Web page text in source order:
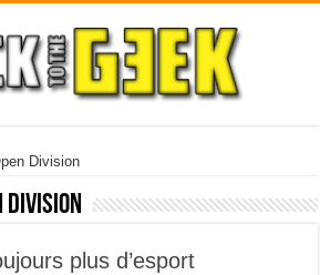
Division
Division
plus d’esport